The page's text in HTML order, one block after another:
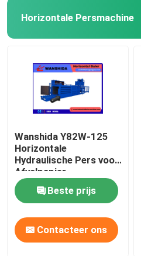
Horizontale Persmachine
Wanshida Y82W-125
Horizontale
Hydraulische Pers voor
Afvalpapier,
Kunststoffen & PET-
flessenBeste prijs
Contacteer ons